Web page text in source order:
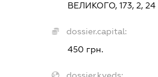
ВЕЛИКОГО, 173, 2, 24
dossier.capital:
450 грн.